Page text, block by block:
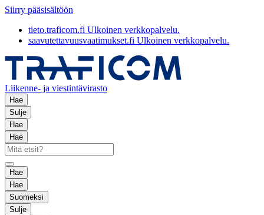
Siirry pääsisältöön
tieto.traficom.fi Ulkoinen verkkopalvelu.
saavutettavuusvaatimukset.fi Ulkoinen verkkopalvelu.
Liikenne- ja viestintävirasto
Hae
Sulje
Hae
Hae
Hae
Hae
Suomeksi
Sulje